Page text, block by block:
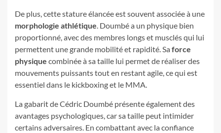
De plus, cette stature élancée est souvent associée à une
morphologie athlétique. Doumbé a un physique bien
proportionné, avec des membres longs et musclés qui lui
permettent une grande mobilité et rapidité. Sa force
physique combinée à sa taille lui permet de réaliser des
mouvements puissants tout en restant agile, ce qui est
essentiel dans le kickboxing et le MMA.
La gabarit de Cédric Doumbé présente également des
avantages psychologiques, car sa taille peut intimider
certains adversaires. En combattant avec la confiance